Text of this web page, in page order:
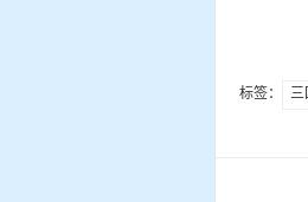
标签： 三